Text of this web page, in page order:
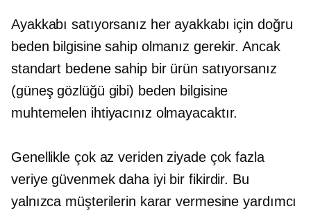
Ayakkabı satıyorsanız her ayakkabı için doğru
beden bilgisine sahip olmanız gerekir. Ancak
standart bedene sahip bir ürün satıyorsanız
(güneş gözlüğü gibi) beden bilgisine
muhtemelen ihtiyacınız olmayacaktır.
Genellikle çok az veriden ziyade çok fazla
veriye güvenmek daha iyi bir fikirdir. Bu
yalnızca müşterilerin karar vermesine yardımcı